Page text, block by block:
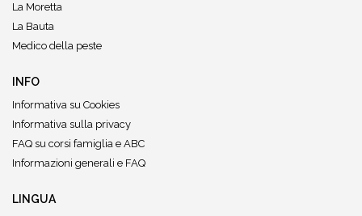
La Moretta
La Bauta
Medico della peste
INFO
Informativa su Cookies
Informativa sulla privacy
FAQ su corsi famiglia e ABC
Informazioni generali e FAQ
LINGUA